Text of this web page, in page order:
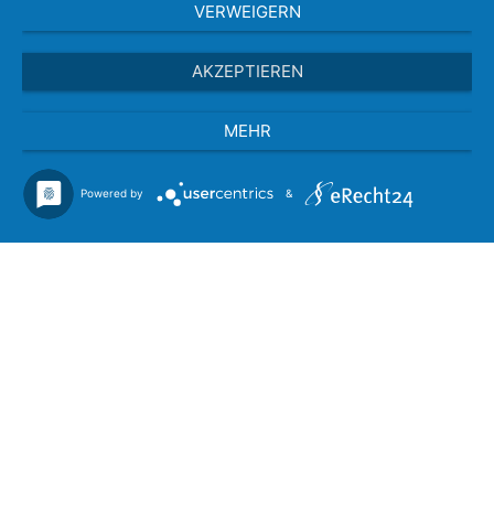
VERWEIGERN
AKZEPTIEREN
MEHR
Powered by &